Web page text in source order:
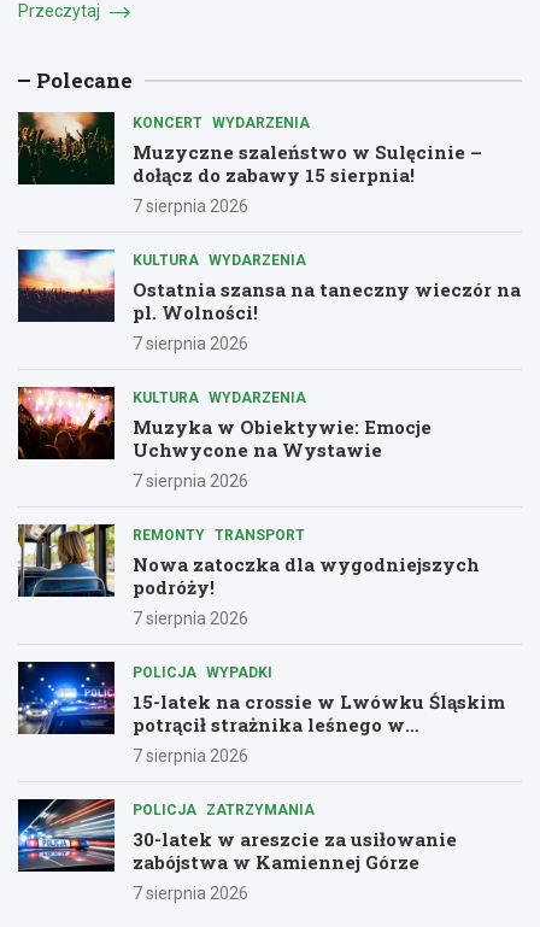
Przeczytaj
Polecane
KONCERT WYDARZENIA
Muzyczne szaleństwo w Sulęcinie –
dołącz do zabawy 15 sierpnia!
7 sierpnia 2026
KULTURA WYDARZENIA
Ostatnia szansa na taneczny wieczór na
pl. Wolności!
7 sierpnia 2026
KULTURA WYDARZENIA
Muzyka w Obiektywie: Emocje
Uchwycone na Wystawie
7 sierpnia 2026
REMONTY TRANSPORT
Nowa zatoczka dla wygodniejszych
podróży!
7 sierpnia 2026
POLICJA WYPADKI
15-latek na crossie w Lwówku Śląskim
potrącił strażnika leśnego w
dramatycznej ucieczce przed policją
7 sierpnia 2026
POLICJA ZATRZYMANIA
30-latek w areszcie za usiłowanie
zabójstwa w Kamiennej Górze
7 sierpnia 2026